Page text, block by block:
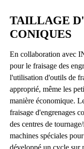
TAILLAGE
CONIQUES
En collaboration avec
pour le fraisage des
l'utilisation d'outils de
approprié, même les
manière économique.
fraisage d'engrenages
des centres de
machines spéciales